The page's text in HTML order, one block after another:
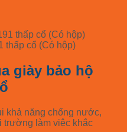
thấp cổ (Có hộp)
giày bảo hộ
khả năng chống nước,
trường làm việc khắc